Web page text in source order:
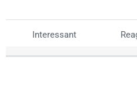
Interessant